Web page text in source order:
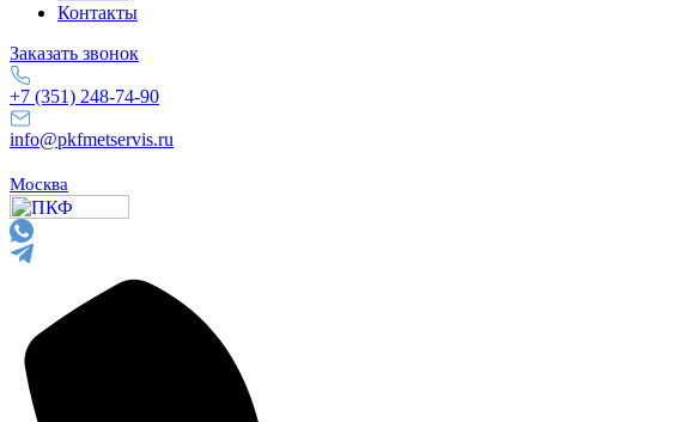
Контакты
Заказать звонок
+7 (351) 248-74-90
info@pkfmetservis.ru
Москва